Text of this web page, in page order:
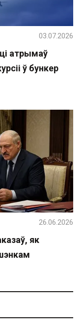
атрымаў
ў бункер
03.07.2026
як
26.06.2026